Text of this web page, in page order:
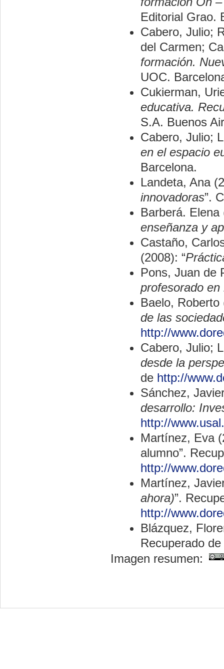
Editorial Grao.
Cabero, Julio;
del Carmen;
formación.
UOC.
Cukierman,
educativa.
S.A. Buenos
Cabero, Julio;
en el espacio
Barcelona.
Landeta, Ana
innovadoras”.
Barberá. Elena
enseñanza y
Castaño,
(2008): “
Pons, Juan de
profesorado
Baelo, Roberto
de las
http://
Cabero, Julio;
desde la
de http://
Sánchez,
desarrollo:
http://
Martínez, Eva
alumno”.
http://
Martínez,
ahora)”.
http://
Blázquez,
Recuperado de
Imagen resumen: